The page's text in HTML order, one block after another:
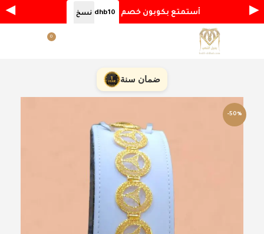
0
ضمان سنة
-50%
◀ أستمتع بكوبون خصم dhb10 نسخ ▶